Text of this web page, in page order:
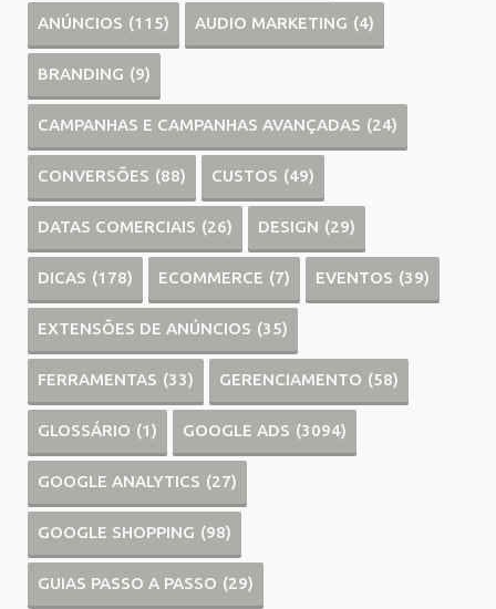
ANÚNCIOS (115) AUDIO MARKETING (4)
BRANDING (9)
CAMPANHAS E CAMPANHAS AVANÇADAS (24)
CONVERSÕES (88) CUSTOS (49)
DATAS COMERCIAIS (26) DESIGN (29)
DICAS (178) ECOMMERCE (7) EVENTOS (39)
EXTENSÕES DE ANÚNCIOS (35)
FERRAMENTAS (33) GERENCIAMENTO (58)
GLOSSÁRIO (1) GOOGLE ADS (3094)
GOOGLE ANALYTICS (27)
GOOGLE SHOPPING (98)
GUIAS PASSO A PASSO (29)